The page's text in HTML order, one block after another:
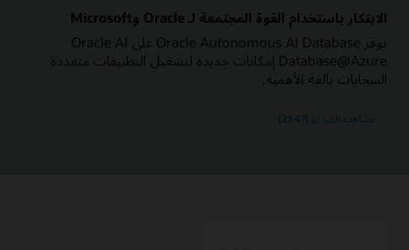
الابتكار باستخدام القوة المجتمعة لـ Oracle وMicrosoft
توفر Oracle Autonomous AI Database على Oracle AI
Database@Azure إمكانات جديدة لتشغيل التطبيقات متعددة
السحابات بالغة الأهمية.
مشاهدة الفيديو (21:47)